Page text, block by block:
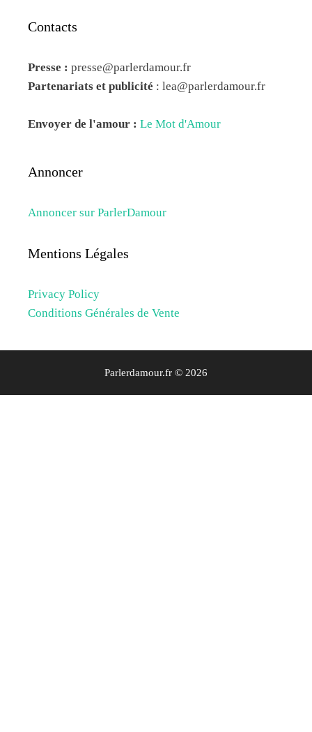
Contacts
Presse : presse@parlerdamour.fr
Partenariats et publicité : lea@parlerdamour.fr
Envoyer de l'amour : Le Mot d'Amour
Annoncer
Annoncer sur ParlerDamour
Mentions Légales
Privacy Policy
Conditions Générales de Vente
Parlerdamour.fr © 2026